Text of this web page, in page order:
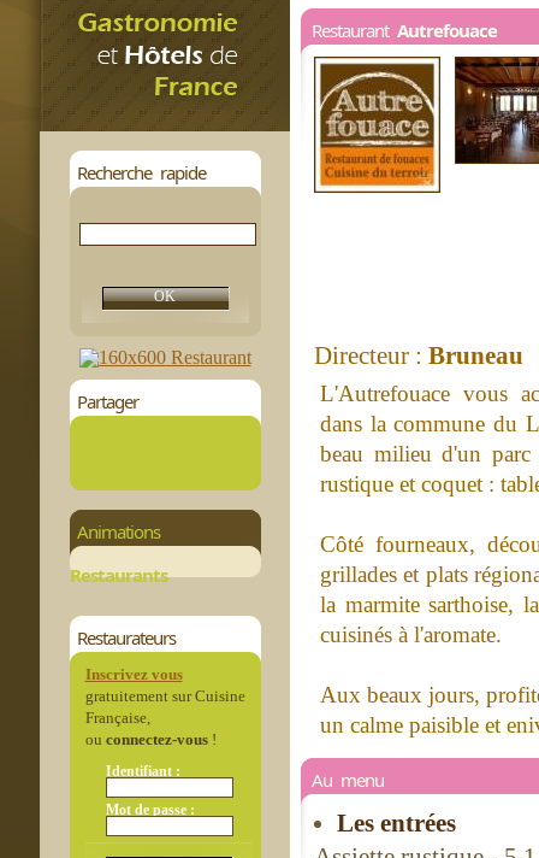
Recherche rapide
Partager
Animations
Restaurants
Restaurateurs
Inscrivez vous
gratuitement sur Cuisine
Française,
ou connectez-vous!
Identifiant :
Mot de passe :
Restaurant Autrefouace
Directeur : Bruneau
L'Autrefouace vous
dans la commune du
beau milieu d'un parc
rustique et coquet :
Côté fourneaux,
grillades et plats
la marmite sarthoise,
cuisinés à l'aromate.
Aux beaux jours,
un calme paisible et
Au menu
Les entrées